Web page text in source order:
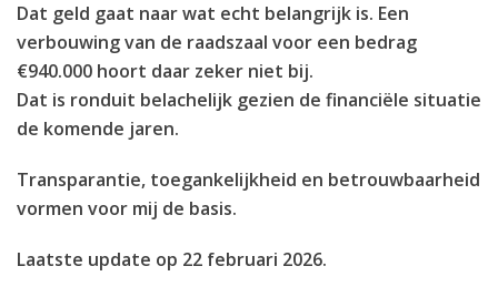
Dat geld gaat naar wat echt belangrijk is. Een
verbouwing van de raadszaal voor een bedrag
€940.000 hoort daar zeker niet bij.
Dat is ronduit belachelijk gezien de financiële situatie
de komende jaren.
Transparantie, toegankelijkheid en betrouwbaarheid
vormen voor mij de basis.
Laatste update op 22 februari 2026.